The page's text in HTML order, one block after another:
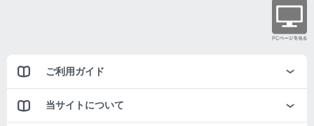
ご利用ガイド
当サイトについて